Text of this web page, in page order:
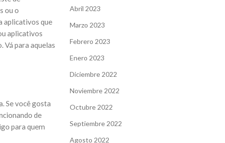
ou o
aplicativos que
aplicativos
Vá para aquelas
Se você gosta
de
para quem
Abril 2023
Marzo 2023
Febrero 2023
Enero 2023
Diciembre 2022
Noviembre 2022
Octubre 2022
Septiembre 2022
Agosto 2022